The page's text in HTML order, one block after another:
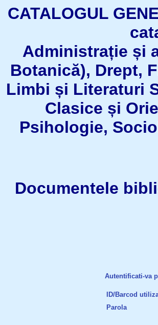
CATALOGUL
Administrație și
Botanică), Drept,
Limbi și Literaturi
Clasice și
Psihologie,
Documentele
Autentificati-va
ID/Barcod
Parola